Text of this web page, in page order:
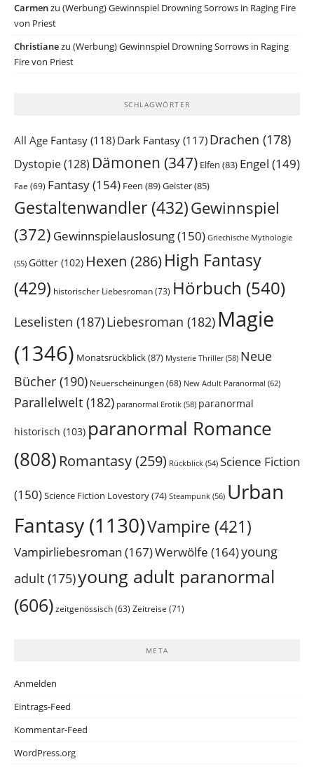
Carmenzu (Werbung) Gewinnspiel Drowning Sorrows in Raging Fire
von Priest
Christianezu (Werbung) Gewinnspiel Drowning Sorrows in Raging
Fire von Priest
SCHLAGWÖRTER
All Age Fantasy (118) Dark Fantasy (117) Drachen (178)
Dystopie(128) Dämonen (347) Elfen (83) Engel (149)
Fae (69) Fantasy(154) Feen (89)Geister(85)
Gestaltenwandler (432)Gewinnspiel
(372) Gewinnspielauslosung(150) Griechische Mythologie
(55) Götter (102) Hexen (286) High Fantasy
(429) historischer Liebesroman(73) Hörbuch (540)
Leselisten (187)Liebesroman (182) Magie
(1346) Monatsrückblick(87) Mysterie Thriller(58) Neue
Bücher (190) Neuerscheinungen(68) New Adult Paranormal (62)
Parallelwelt (182) paranormal Erotik (58) paranormal
historisch (103) paranormal Romance
(808) Romantasy(259) Rückblick (54) Science Fiction
(150)Science Fiction Lovestory(74) Steampunk (56) Urban
Fantasy (1130)Vampire (421)
Vampirliebesroman (167)Werwölfe (164)young
adult (175)young adult paranormal
(606) zeitgenössisch (63) Zeitreise (71)
META
Anmelden
Eintrags-Feed
Kommentar-Feed
WordPress.org